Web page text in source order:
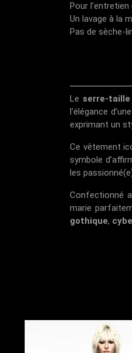
Pour
Un lavage à la
Pas de sèche-
Leserre-
l’élégance
exprimant un
Ce vêtement
symbole
les
Confectionné
marie
gothique,